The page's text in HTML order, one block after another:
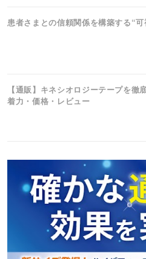
患者さまとの信頼関係を構築する“
【通販】キネシオロジーテープを徹
着力・価格・レビュー